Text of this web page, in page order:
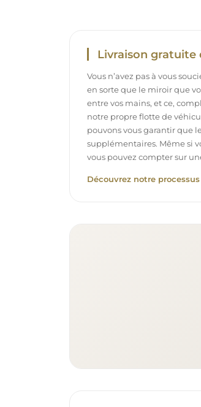
Livraison gratuite
Vous n’avez pas à vous
en sorte que le miroir que
entre vos mains, et ce,
notre propre flotte de
pouvons vous garantir que
supplémentaires. Même si
vous pouvez compter sur
Découvrez notre processus